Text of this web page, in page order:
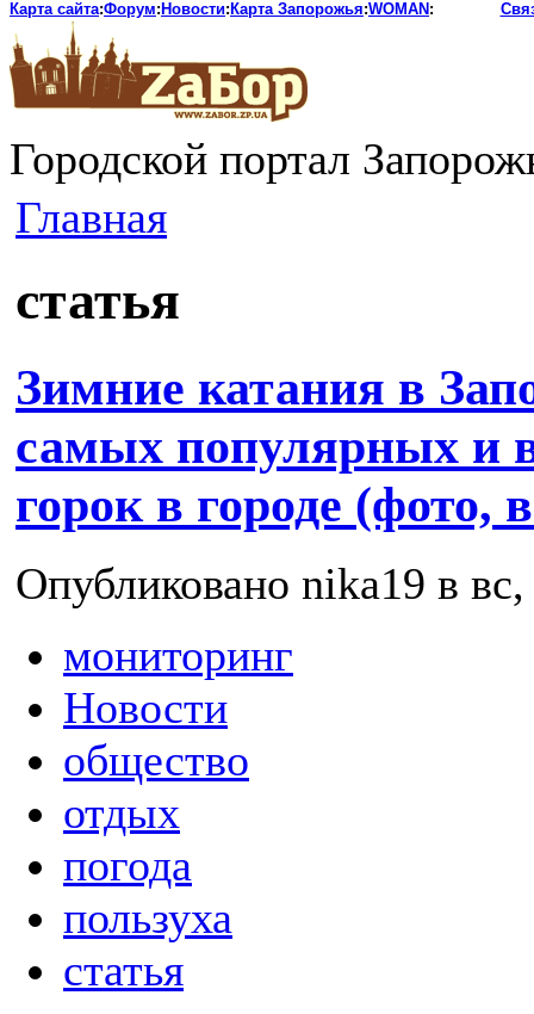
Карта сайта:Форум: Новости: Карта Запорожья:WOMAN :
Городской портал
Главная
статья
Зимние катания в
самых популярных и
горок в городе (фото,
Опубликовано nika19 в
мониторинг
Новости
общество
отдых
погода
пользуха
статья